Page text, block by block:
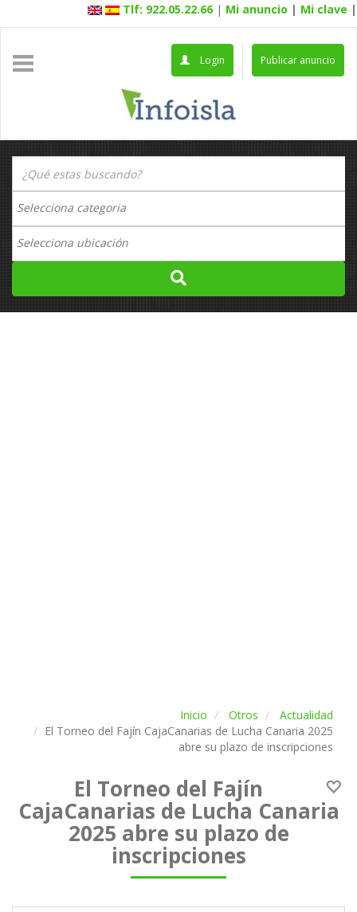
Tlf: 922.05.22.66 | Mi anuncio | Mi clave |
Publicar anuncio
Login
Inicio Otros
Actualidad
El Torneo del Fajín CajaCanarias de Lucha Canaria 2025
abre su plazo de inscripciones
El Torneo del Fajín
CajaCanarias de Lucha Canaria
2025 abre su plazo de
inscripciones